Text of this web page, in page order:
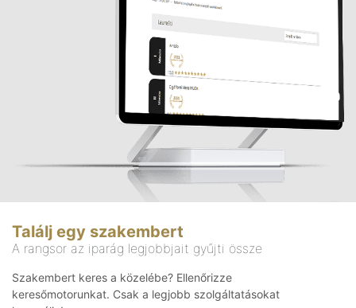
Találj egy szakembert
A rangsor az iparág legjobbjait gyűjti össze
Szakembert keres a közelébe? Ellenőrizze
keresőmotorunkat. Csak a legjobb szolgáltatásokat